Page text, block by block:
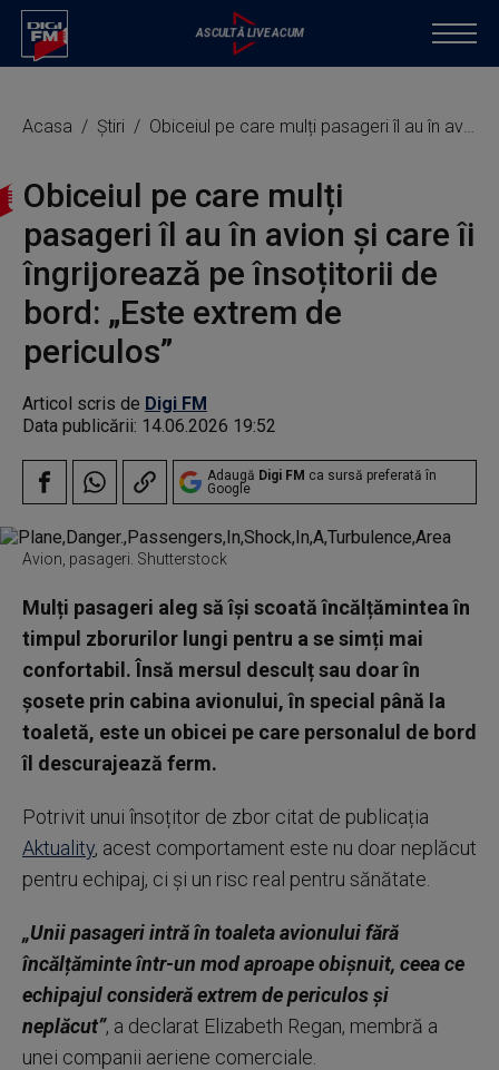
Acasa Știri Obiceiul pe care mulți pasageri îl au în avion și care îi îngrijorează pe însoțitorii de bord: „Este extrem de periculos”
Obiceiul pe care mulți
pasageri îl au în avion și care îi
îngrijorează pe însoțitorii de
bord: „Este extrem de
periculos”
Articol scris de Digi FM
Data publicării: 14.06.2026 19:52
Adaugă Digi FM ca sursă preferată în
Google
Avion, pasageri. Shutterstock
Mulți pasageri aleg să își scoată încălțămintea în
timpul zborurilor lungi pentru a se simți mai
confortabil. Însă mersul desculț sau doar în
șosete prin cabina avionului, în special până la
toaletă, este un obicei pe care personalul de bord
îl descurajează ferm.
Potrivit unui însoțitor de zbor citat de publicația
Aktuality, acest comportament este nu doar neplăcut
pentru echipaj, ci și un risc real pentru sănătate.
„Unii pasageri intră în toaleta avionului fără
încălțăminte într-un mod aproape obișnuit, ceea ce
echipajul consideră extrem de periculos și
neplăcut”, a declarat Elizabeth Regan, membră a
unei companii aeriene comerciale.